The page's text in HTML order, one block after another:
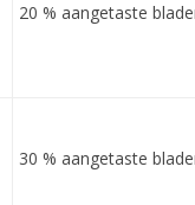
20 % aangetaste
30 % aangetaste